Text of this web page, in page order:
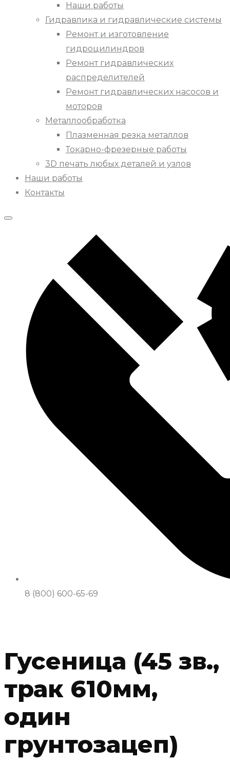
Наши работы
Гидравлика и гидравлические системы
Ремонт и изготовление
гидроцилиндров
Ремонт гидравлических
распределителей
Ремонт гидравлических насосов и
моторов
Металлообработка
Плазменная резка металлов
Токарно-фрезерные работы
3D печать любых деталей и узлов
Наши работы
Контакты
8 (800) 600-65-69
Гусеница (45 зв.,
трак 610мм,
один
грунтозацеп)